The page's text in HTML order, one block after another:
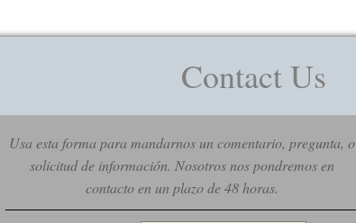
Contact Us
Usa esta forma para mandarnos un comentario, pregunta, o
solicitud de información. Nosotros nos pondremos en
contacto en un plazo de 48 horas.